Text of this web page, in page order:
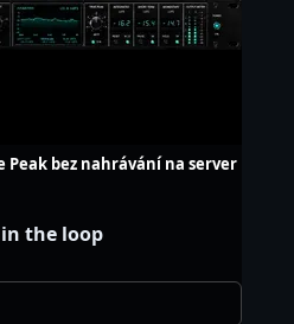
Peak bez nahrávání na server
the loop